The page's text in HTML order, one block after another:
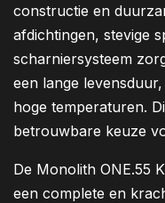
constructie en
afdichtingen, stevige
scharniersysteem
een lange
hoge temperaturen.
betrouwbare keuze
De Monolith ONE.55
een complete en